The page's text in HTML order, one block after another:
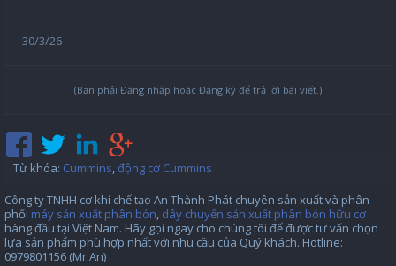
30/3/26
(Bạn phải Đăng nhập hoặc Đăng ký để trả lời bài viết.)
Từ khóa: Cummins,động cơ Cummins
Công ty TNHH cơ khí chế tạo An Thành Phát chuyên sản xuất và phân
phối máy sản xuất phân bón, dây chuyển sản xuất phân bón hữu cơ
hàng đầu tại Việt Nam. Hãy gọi ngay cho chúng tôi để được tư vấn chọn
lựa sản phẩm phù hợp nhất với nhu cầu của Quý khách. Hotline:
0979801156 (Mr.An)